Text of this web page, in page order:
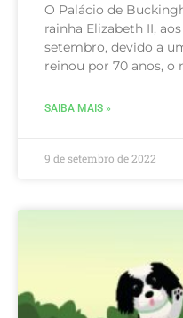
O Palácio de
rainha Elizabeth II,
setembro, devido a
reinou por 70 anos, o
SAIBA MAIS »
9 de setembro de 2022